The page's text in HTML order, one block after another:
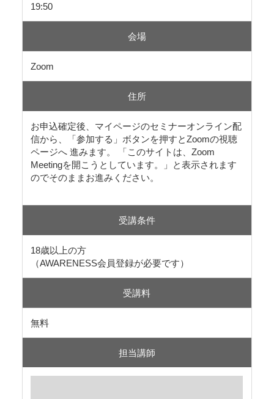
19:50
会場
Zoom
住所
お申込確定後、マイページのセミナーオンライン配
信から、「参加する」ボタンを押すとZoomの視聴
ページへ 進みます。 「このサイトは、Zoom
Meetingを開こうとしています。」と表示されます
のでそのままお進みください。
受講条件
18歳以上の方
（AWARENESS会員登録が必要です）
受講料
無料
担当講師